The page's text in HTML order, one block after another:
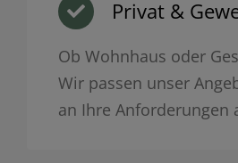
Privat &
Ob Wohnhaus oder
Wir passen unser
an Ihre Anforderungen